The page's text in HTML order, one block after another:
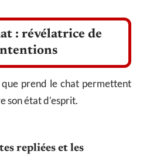
: révélatrice de
que prend le chat permettent
son état d’esprit.
repliées et les